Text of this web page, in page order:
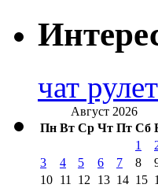
чат
Август 2026
Пн Вт Ср Чт Пт Сб
1
3
4 5 6 7 8
10 11 12 13 14 15